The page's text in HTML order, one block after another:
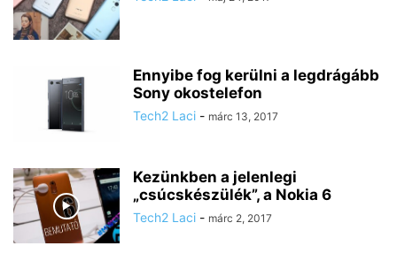
Ennyibe fog kerülni a legdrágább
Sony okostelefon
Tech2 Laci - márc 13, 2017
Kezünkben a jelenlegi
„csúcskészülék”, a Nokia 6
Tech2 Laci - márc 2, 2017